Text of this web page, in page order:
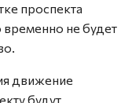
проспекта
не будет
движение
будут